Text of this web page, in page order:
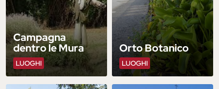
LUOGHI
Campagna
dentro le Mura
LUOGHI
Orto Botanico